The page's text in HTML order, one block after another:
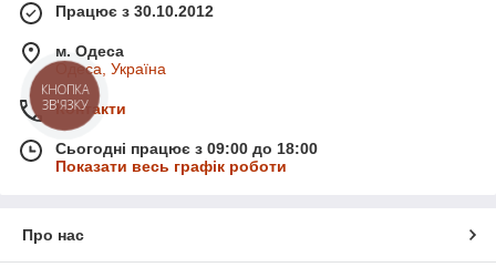
Працює з 30.10.2012
м. Одеса
Одеса, Україна
Контакти
Сьогодні працює з 09:00 до 18:00
Показати весь графік роботи
Про нас
КНОПКА
ЗВ'ЯЗКУ